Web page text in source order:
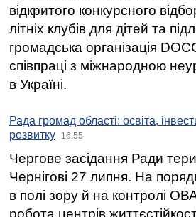
відкритого конкурсного
літніх клубів для дітей та
громадська організація
співпраці з міжнародною
в Україні.
Рада громад області: освіта,
розвитку
16:55
Чергове засідання Ради
Чернігові 27 липня. На
в полі зору й на контролі
робота центрів